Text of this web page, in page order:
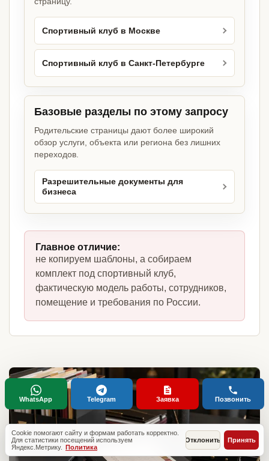
Спортивный клуб в Москве
Спортивный клуб в Санкт-Петербурге
Базовые разделы по этому запросу
Родительские страницы дают более широкий
обзор услуги, объекта или региона без лишних
переходов.
Разрешительные документы для
бизнеса
Главное отличие:
не копируем шаблоны, а собираем
комплект под спортивный клуб,
фактическую модель работы, сотрудников,
помещение и требования по России.
Cookie помогают сайту и формам работать корректно.
Для статистики посещений используем
Яндекс.Метрику. Политика
Отклонить Принять
WhatsApp Telegram Заявка Позвонить